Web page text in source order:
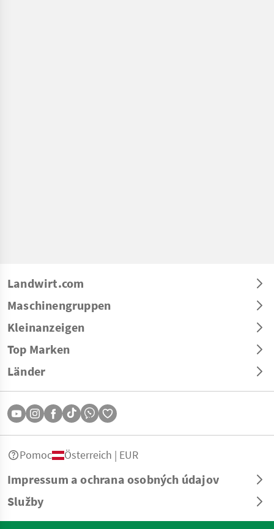
Landwirt.com
Maschinengruppen
Kleinanzeigen
Top Marken
Länder
Impressum a ochrana osobných údajov
Služby
Pomoc Österreich | EUR